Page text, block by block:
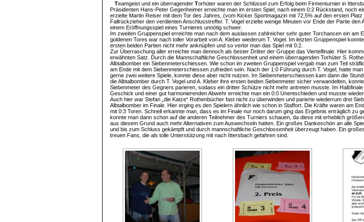
Teamgeist und ein überragender Torhüter waren der Schlüssel zum Erfolg beim Firmenturnier in
Präsidenten Hans-Peter Gegenheimer erreichte man im ersten Spiel, nach einem 0:2 Rückstand, noch
erzielte Martin Reiser mit dem Tor des Jahres, (vom Kicker Sportmagazin mit 72,5% auf den ersten
Fallrückzieher den verdienten Anschlusstreffer. T. Vogel erzielte wenige Minuten vor Ende der Partie den
einem Eröffnungsspiel eines Turnieres unnötig schwer.
Im zweiten Gruppenspiel erreichte man nach dem auslassen zahlreicher sehr guter Torchancen ein am
goldenen Tores war nach toller Vorarbeit von A. Kleber wiederum T. Vogel. Im letzten Gruppenspiel
ersten beiden Partien nicht mehr anknüpfen und so verlor man das Spiel mit 0:2.
Zur Überraschung aller erreichte man dennoch als bester Dritter der Gruppe das Viertelfinale. Hier
erwähnten Satz. Durch die Mannschaftliche Geschlossenheit und einem überragenden Torhüter S.
Albtalbomber ein Siebenmeterschiessen. Wie schon im zweiten Gruppenspiel vergab man zum Teil
am Ende mit dem Siebenmeterschiessen zufrieden sein. Nach der 1:0 Führung durch T. Vogel, hatte
gerne zwei weitere Spiele, konnte diese aber nicht nutzen. Im Siebenmeterschiessen kam dann die
die Albtalbomber durch T. Vogel und A. Kleber ihre ersten beiden Siebenmeter sicher verwandelten,
Siebenmeter des Gegners parieren, sodass ein dritter Schütze nicht mehr antreten musste. Im Halbfinale
Geschick und einer gut harmonierenden Abwehr erreichte man ein 0:0 Unentschieden und musste
Auch hier war Stefan „die Katze“ Rothenbücher fast nicht zu überwinden und parierte wiederrum drei
Albtalbomber im Finale. Hier erging es den Spielern ähnlich wie schon in Staffort. Die Kräfte waren am
mit 0:3 Toren. Schnell erkannte man, dass es im Finale nur noch darum ging das Ergebnis erträglich zu
konnte man dann schon auf die anderen Teilnehmer des Turniers schauen, da diese mit erheblich
aus diesem Grund auch mehr Alternativen zum Auswechseln hatten. Ein großes Dankeschön an alle
und bis zum Schluss gekämpft und durch mannschaftliche Geschlossenheit überzeugt haben. Ein
treuen Fans, die als tolle Unterstützung mit nach Ittersbach gefahren sind.